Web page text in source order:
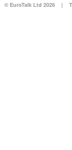
© EuroTalk Ltd 2026 |